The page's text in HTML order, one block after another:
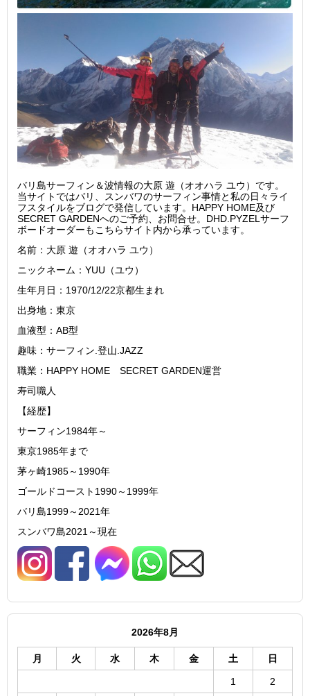
バリ島サーフィン＆波情報の大原 遊（オオハラ ユウ）です。
当サイトではバリ、スンバワのサーフィン事情と私の日々ライ
フスタイルをブログで発信しています。HAPPY HOME及び
SECRET GARDENへのご予約、お問合せ。DHD.PYZELサーフ
ボードオーダーもこちらサイト内から承っています。
名前：大原 遊（オオハラ ユウ）
ニックネーム：YUU（ユウ）
生年月日：1970/12/22京都生まれ
出身地：東京
血液型：AB型
趣味：サーフィン.登山.JAZZ
職業：HAPPY HOME SECRET GARDEN運営
寿司職人
【経歴】
サーフィン1984年～
東京1985年まで
茅ヶ崎1985～1990年
ゴールドコースト1990～1999年
バリ島1999～2021年
スンバワ島2021～現在
2026年8月
月 火 水 木 金 土 日
1 2